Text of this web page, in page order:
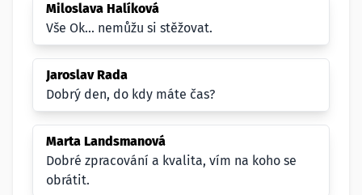
Miloslava Halíková
Vše Ok... nemůžu si stěžovat.
Jaroslav Rada
Dobrý den, do kdy máte čas?
Marta Landsmanová
Dobré zpracování a kvalita, vím na koho se
obrátit.